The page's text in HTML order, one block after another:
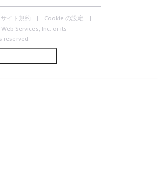
サイト規約
Cookie の設定
Services, Inc. or its